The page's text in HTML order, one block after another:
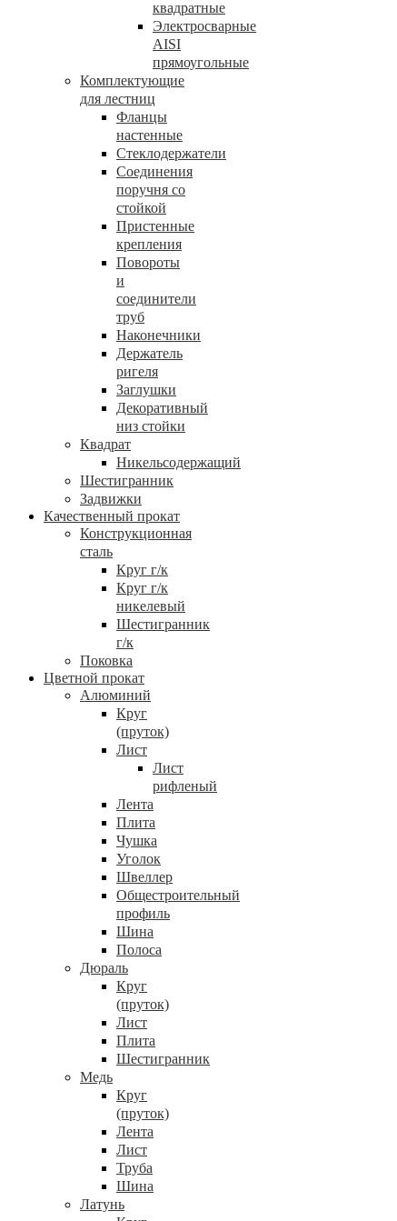
квадратные
Электросварные
AISI
прямоугольные
Комплектующие
для лестниц
Фланцы
настенные
Стеклодержатели
Соединения
поручня со
стойкой
Пристенные
крепления
Повороты
и
соединители
труб
Наконечники
Держатель
ригеля
Заглушки
Декоративный
низ стойки
Квадрат
Никельсодержащий
Шестигранник
Задвижки
Качественный прокат
Конструкционная
сталь
Круг г/к
Круг г/к
никелевый
Шестигранник
г/к
Поковка
Цветной прокат
Алюминий
Круг
(пруток)
Лист
Лист
рифленый
Лента
Плита
Чушка
Уголок
Швеллер
Общестроительный
профиль
Шина
Полоса
Дюраль
Круг
(пруток)
Лист
Плита
Шестигранник
Медь
Круг
(пруток)
Лента
Лист
Труба
Шина
Латунь